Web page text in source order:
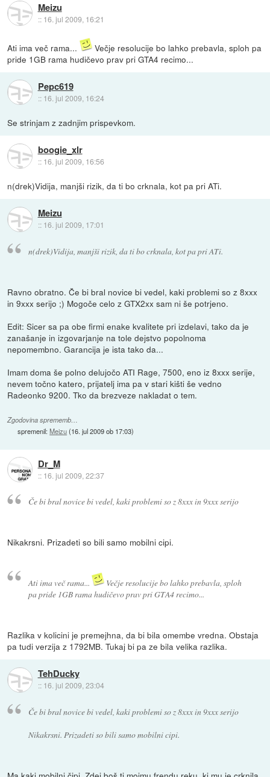
Meizu
:: 16. jul 2009, 16:21
Ati ima več rama...
Večje resolucije bo lahko prebavla, sploh pa
pride 1GB rama hudičevo prav pri GTA4 recimo...
Pepc619
:: 16. jul 2009, 16:24
Se strinjam z zadnjim prispevkom.
boogie_xlr
:: 16. jul 2009, 16:56
n(drek)Vidija, manjši rizik, da ti bo crknala, kot pa pri ATi.
Meizu
:: 16. jul 2009, 17:01
n(drek)Vidija, manjši rizik, da ti bo crknala, kot pa pri ATi.
Ravno obratno. Če bi bral novice bi vedel, kaki problemi so z 8xxx
in 9xxx serijo ;) Mogoče celo z GTX2xx sam ni še potrjeno.
Edit: Sicer sa pa obe firmi enake kvalitete pri izdelavi, tako da je
zanašanje in izgovarjanje na tole dejstvo popolnoma
nepomembno. Garancija je ista tako da...
Imam doma še polno delujočo ATI Rage, 7500, eno iz 8xxx serije,
nevem točno katero, prijatelj ima pa v stari kišti še vedno
Radeonko 9200. Tko da brezveze nakladat o tem.
Zgodovina sprememb…
spremenil:Meizu(16. jul 2009 ob 17:03)
Dr_M
:: 16. jul 2009, 22:37
Če bi bral novice bi vedel, kaki problemi so z 8xxx in 9xxx serijo
Nikakrsni. Prizadeti so bili samo mobilni cipi.
Ati ima več rama...
Večje resolucije bo lahko prebavla, sploh
pa pride 1GB rama hudičevo prav pri GTA4 recimo...
Razlika v kolicini je premejhna, da bi bila omembe vredna. Obstaja
pa tudi verzija z 1792MB. Tukaj bi pa ze bila velika razlika.
TehDucky
:: 16. jul 2009, 23:04
Če bi bral novice bi vedel, kaki problemi so z 8xxx in 9xxx serijo
Nikakrsni. Prizadeti so bili samo mobilni cipi.